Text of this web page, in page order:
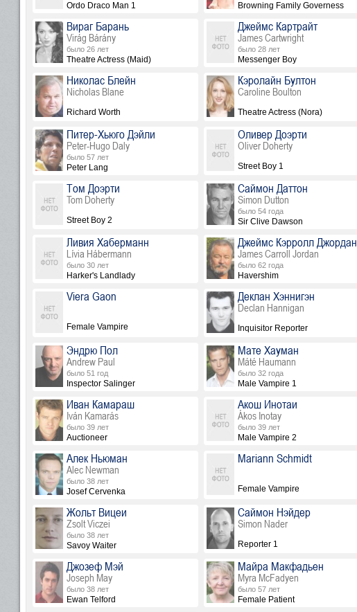
Ordo Draco Man 1 Browning Family Governess
Вираг Барань
Virág Bárány
было 26 лет
Theatre Actress (Maid)
Джеймс Картрайт
James Cartwright
было 28 лет
Messenger Boy
Николас Блейн
Nicholas Blane
Richard Worth
Кэролайн Бултон
Caroline Boulton
Theatre Actress (Nora)
Питер-Хьюго Дэйли
Peter-Hugo Daly
было 57 лет
Peter Lang
Оливер Доэрти
Oliver Doherty
Street Boy 1
Том Доэрти
Tom Doherty
Street Boy 2
Саймон Даттон
Simon Dutton
было 54 года
Sir Clive Dawson
Ливия Хаберманн
Lívia Hábermann
было 30 лет
Harker's Landlady
Джеймс Кэрролл Джордан
James Carroll Jordan
было 62 года
Havershim
Viera Gaon
Female Vampire
Деклан Хэннигэн
Declan Hannigan
Inquisitor Reporter
Эндрю Пол
Andrew Paul
было 51 год
Inspector Salinger
Мате Хауман
Máté Haumann
было 32 года
Male Vampire 1
Иван Камараш
Iván Kamarás
было 39 лет
Auctioneer
Акош Инотаи
Ákos Inotay
было 39 лет
Male Vampire 2
Алек Ньюман
Alec Newman
было 38 лет
Josef Cervenka
Mariann Schmidt
Female Vampire
Жольт Вицеи
Zsolt Viczei
было 38 лет
Savoy Waiter
Саймон Нэйдер
Simon Nader
Reporter 1
Джозеф Мэй
Joseph May
было 38 лет
Ewan Telford
Майра Макфадьен
Myra McFadyen
было 57 лет
Female Patient